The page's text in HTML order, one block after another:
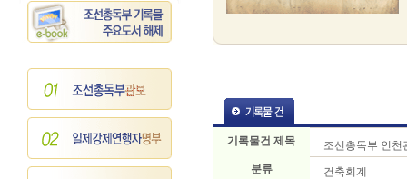
기록물건 제목
조선총독부 인
분류
건축회계